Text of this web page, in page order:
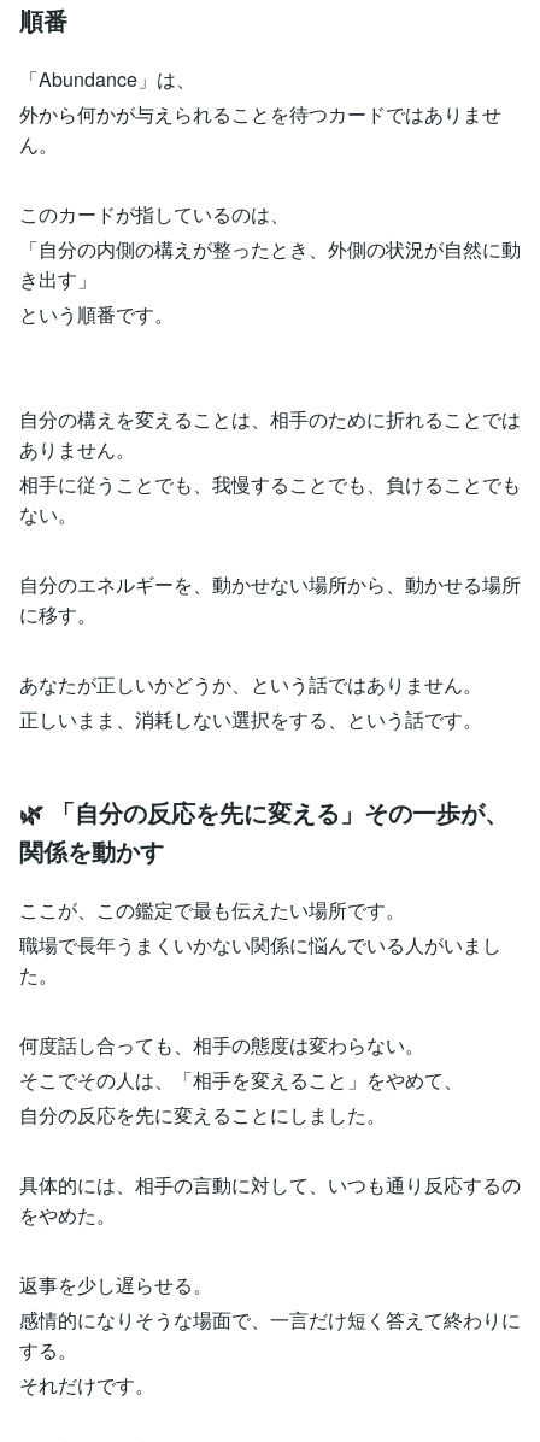
順番
「Abundance」は、
外から何かが与えられることを待つカードではありませ
ん。
このカードが指しているのは、
「自分の内側の構えが整ったとき、外側の状況が自然に動
き出す」
という順番です。
自分の構えを変えることは、相手のために折れることでは
ありません。
相手に従うことでも、我慢することでも、負けることでも
ない。
自分のエネルギーを、動かせない場所から、動かせる場所
に移す。
あなたが正しいかどうか、という話ではありません。
正しいまま、消耗しない選択をする、という話です。
🌿 「自分の反応を先に変える」その一歩が、
関係を動かす
ここが、この鑑定で最も伝えたい場所です。
職場で長年うまくいかない関係に悩んでいる人がいまし
た。
何度話し合っても、相手の態度は変わらない。
そこでその人は、「相手を変えること」をやめて、
自分の反応を先に変えることにしました。
具体的には、相手の言動に対して、いつも通り反応するの
をやめた。
返事を少し遅らせる。
感情的になりそうな場面で、一言だけ短く答えて終わりに
する。
それだけです。